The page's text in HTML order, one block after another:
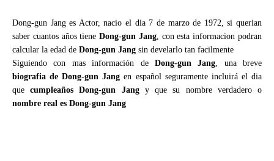
Dong-gun Jang es Actor, nacio el dia 7 de marzo de 1972, si querian
saber cuantos años tieneDong-gun Jang, con esta informacion podran
calcular la edad de Dong-gun Jang sin develarlo tan facilmente
Siguiendo con mas información de Dong-gun Jang, una breve
biografia de Dong-gun Jang en español seguramente incluirá el dia
quecumpleaños Dong-gun Jangy que su nombre verdadero o
nombre real es Dong-gun Jang